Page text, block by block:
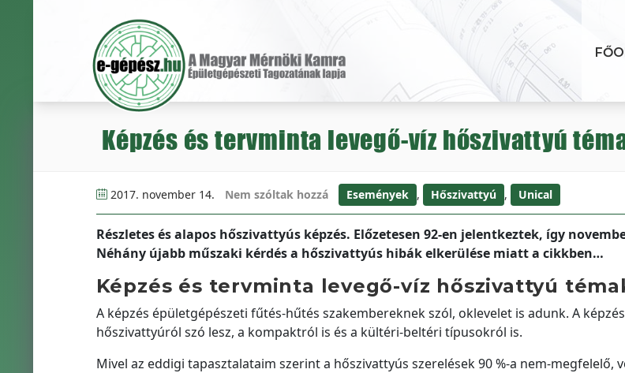
Képzés és tervminta levegő-víz hőszivattyú
2017. november 14. Nem szóltak hozzá Események , Hőszivattyú , Unical
Részletes és alapos hőszivattyús képzés. Előzetesen 92-en jelentkeztek, így
Néhány újabb műszaki kérdés a hőszivattyús hibák elkerülése miatt a cikkben…
Képzés és tervminta levegő-víz hőszivattyú
A képzés épületgépészeti fűtés-hűtés szakembereknek szól, oklevelet is adunk. A
hőszivattyúról szó lesz, a kompaktról is és a kültéri-beltéri típusokról is.
Mivel az eddigi tapasztalataim szerint a hőszivattyús szerelések 90 %-a nem-megfelelő,